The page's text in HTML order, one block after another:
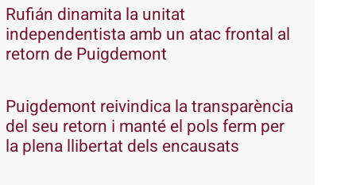
Rufián dinamita la unitat
independentista amb un atac frontal al
retorn de Puigdemont
Puigdemont reivindica la transparència
del seu retorn i manté el pols ferm per
la plena llibertat dels encausats